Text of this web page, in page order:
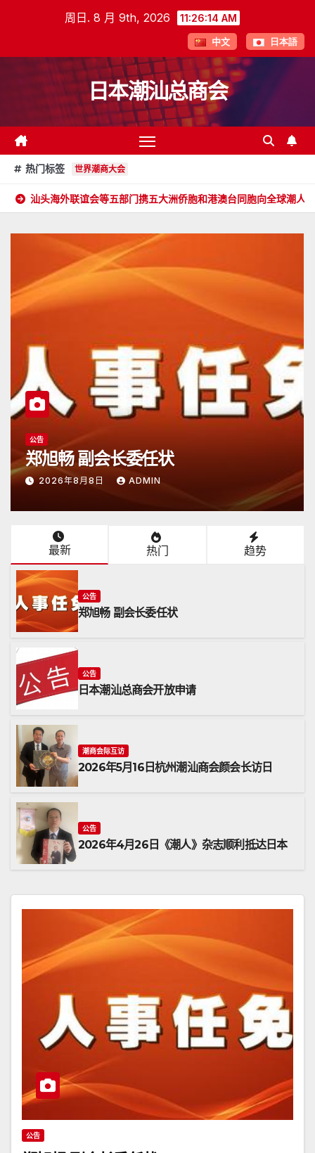
周日. 8 月 9th, 2026 11:26:16 AM
中文 日本語
日本潮汕总商会
热门标签 世界潮商大会
会等五部门携五大洲侨胞和港澳台同胞向全球潮人拜年！ 郑
旭畅 副会长委任状
2026年8月8日 ADMIN
最新 热门 趋势
公告
郑旭畅 副会长委任状
公告
日本潮汕总商会开放申请
潮商会际互访
2026年5月16日杭州潮汕商会颜会长访日
公告
2026年4月26日《潮人》杂志顺利抵达日本
公告